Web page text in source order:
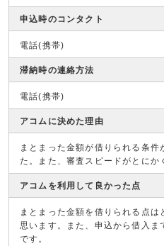
申込時のコンタクト
電話(携帯)
滞納時の連絡方法
電話(携帯)
アコムに決めた理由
まとまった金額が借りられる条件
た。また、審査スピードがとにか
アコムを利用して良かった点
まとまった金額を借りられる点は
思います。また、申込から借入ま
です。